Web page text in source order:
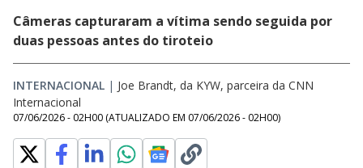
Câmeras capturaram a vítima sendo seguida por
duas pessoas antes do tiroteio
INTERNACIONAL | Joe Brandt, da KYW, parceira da CNN
Internacional
07/06/2026 - 02H00 (ATUALIZADO EM 07/06/2026 - 02H00)